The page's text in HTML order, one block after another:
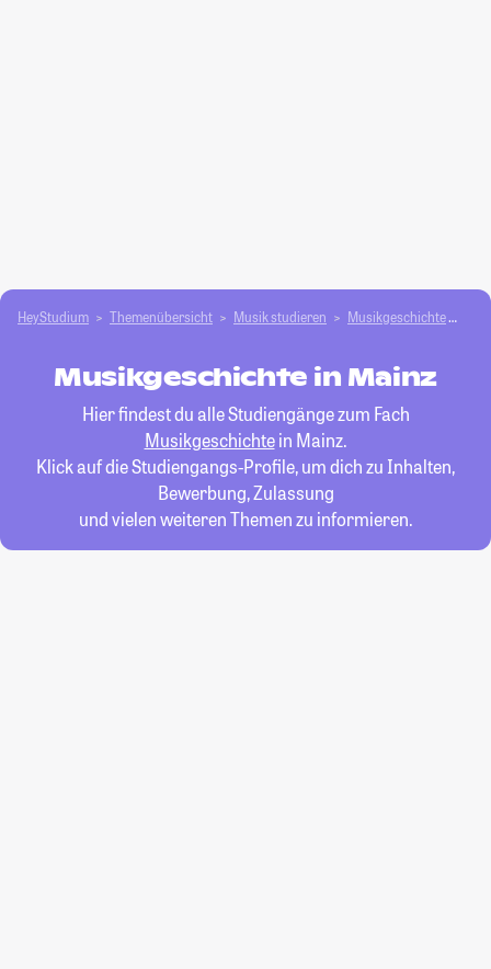
HeyStudium Themenübersicht Musik studieren Musikgeschichte
Musikgeschichte in Mainz
Hier findest du alle Studiengänge zum Fach
Musikgeschichtein Mainz.
Klick auf die Studiengangs-Profile, um dich zu Inhalten,
Bewerbung, Zulassung
und vielen weiteren Themen zu informieren.